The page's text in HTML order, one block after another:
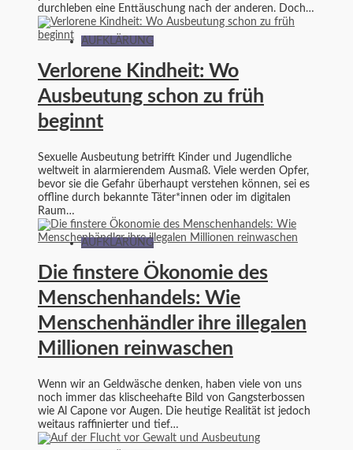
durchleben eine Enttäuschung nach der anderen. Doch…
AUFKLÄRUNG
Verlorene Kindheit: Wo
Ausbeutung schon zu früh
beginnt
Sexuelle Ausbeutung betrifft Kinder und Jugendliche
weltweit in alarmierendem Ausmaß. Viele werden Opfer,
bevor sie die Gefahr überhaupt verstehen können, sei es
offline durch bekannte Täter*innen oder im digitalen
Raum…
AUFKLÄRUNG
Die finstere Ökonomie des
Menschenhandels: Wie
Menschenhändler ihre illegalen
Millionen reinwaschen
Wenn wir an Geldwäsche denken, haben viele von uns
noch immer das klischeehafte Bild von Gangsterbossen
wie Al Capone vor Augen. Die heutige Realität ist jedoch
weitaus raffinierter und tief…